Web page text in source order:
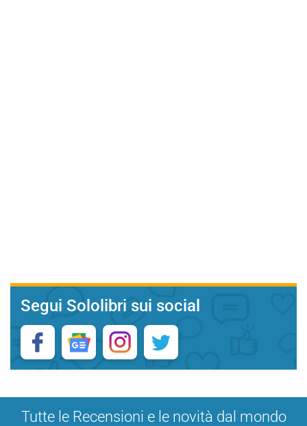
Segui Sololibri sui social
Tutte le Recensioni e le novità dal mondo